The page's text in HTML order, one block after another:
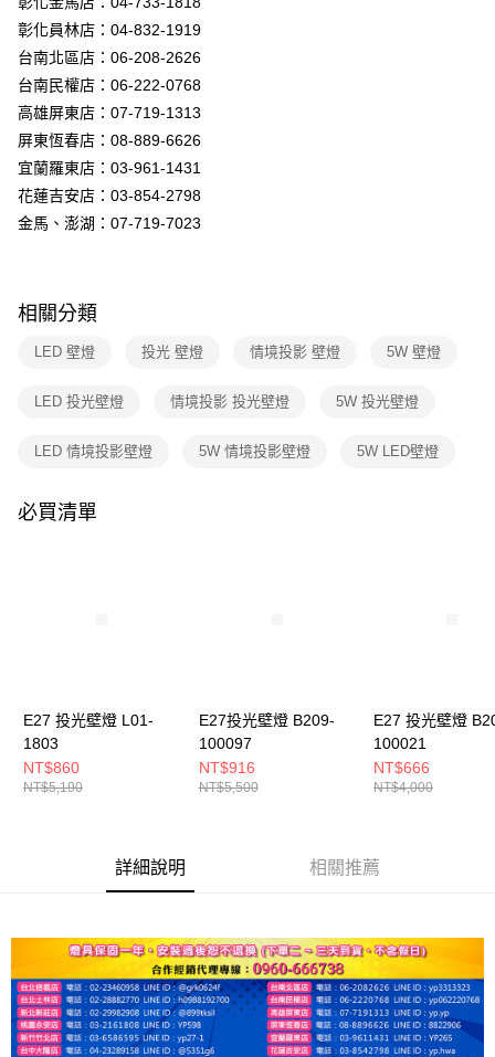
【關於「AFTEE先享後付」】
AFTEE先享後付是「在收到商品之後才付款」的支付方式。 讓您購物簡單
便利好安心！
１．簡單：不需註冊會員、不需綁卡、不需儲值。
３．安心：先確認商品／服務後，再付款。
【「AFTEE先享後付」結帳流程】
１．於結帳方式選擇「AFTEE先享後付」後，將跳轉至「AFTEE先享後付」
結帳頁面，進行簡訊認證並確認金額後，即可完成結帳。
２．訂單成立數日內，您將收到繳費通知簡訊。
後付繳納相關費用。
是否繳費成功／繳費後需取消欲退款等相關疑問，請聯繫「AFTEE先享後付
易，需依本服務之必要範圍內提供個人資料，並將交易相關給付款項請求債
https://aftee.tw/terms/#terms3
ATM付款
運送方式
新竹貨運宅配
彰化員林店：04-832-1919
台南北區店：06-208-2626
台南民權店：06-222-0768
高雄屏東店：07-719-1313
屏東恆春店：08-889-6626
宜蘭羅東店：03-961-1431
花蓮吉安店：03-854-2798
金馬、澎湖：07-719-7023
相關分類
LED 壁燈 投光 壁燈 情境投影 壁燈 5W 壁燈
LED 投光壁燈 情境投影 投光壁燈 5W 投光壁燈
LED 情境投影壁燈 5W 情境投影壁燈 5W LED壁燈
必買清單
E27 投光壁燈 L01-
1803
NT$860
NT$5,190
E27投光壁燈 B209-
100097
NT$916
NT$5,500
E27 投光壁燈
100021
NT$666
NT$4,000
詳細說明 相關推薦